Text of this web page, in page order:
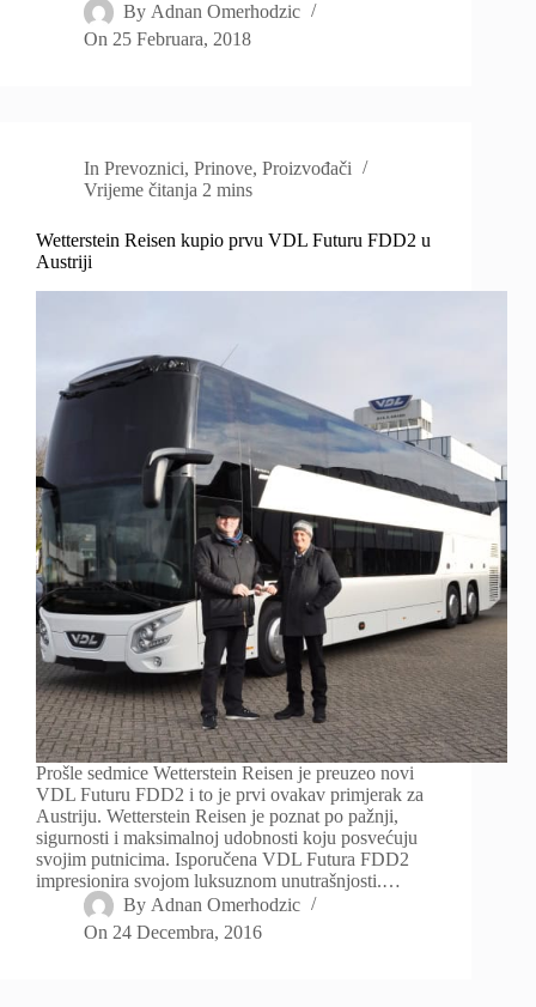
By Adnan Omerhodzic
On 25 Februara, 2018
In Prevoznici,Prinove,Proizvođači
Vrijeme čitanja 2 mins
Wetterstein Reisen kupio prvu VDL Futuru FDD2 u
Austriji
Prošle sedmice Wetterstein Reisen je preuzeo novi
VDL Futuru FDD2 i to je prvi ovakav primjerak za
Austriju. Wetterstein Reisen je poznat po pažnji,
sigurnosti i maksimalnoj udobnosti koju posvećuju
svojim putnicima. Isporučena VDL Futura FDD2
impresionira svojom luksuznom unutrašnjosti.…
By Adnan Omerhodzic
On 24 Decembra, 2016